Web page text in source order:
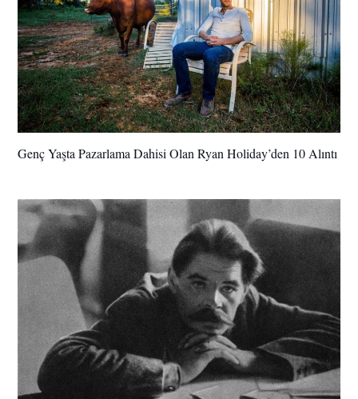
Genç Yaşta Pazarlama Dahisi Olan Ryan Holiday’den 10 Alıntı